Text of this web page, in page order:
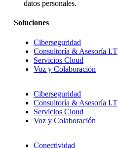
datos personales.
Soluciones
Ciberseguridad
Consultoría & Asesoría I.T
Servicios Cloud
Voz y Colaboración
Ciberseguridad
Consultoría & Asesoría I.T
Servicios Cloud
Voz y Colaboración
Conectividad